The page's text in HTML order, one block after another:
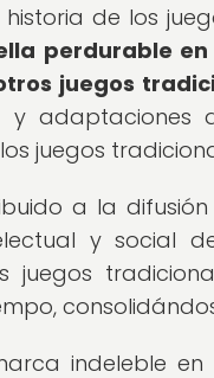
de los
perdurable
juegos
y
juegos
a la
y social
juegos
indeleble